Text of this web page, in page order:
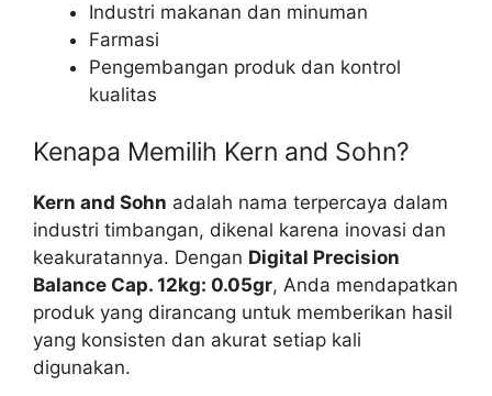
Industri makanan dan minuman
Farmasi
Pengembangan produk dan kontrol
kualitas
Kenapa Memilih Kern and Sohn?
Kern and Sohn adalah nama terpercaya dalam
industri timbangan, dikenal karena inovasi dan
keakuratannya. Dengan Digital Precision
Balance Cap. 12kg: 0.05gr, Anda mendapatkan
produk yang dirancang untuk memberikan hasil
yang konsisten dan akurat setiap kali
digunakan.